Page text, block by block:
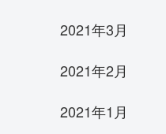
2021年3月
2021年2月
2021年1月